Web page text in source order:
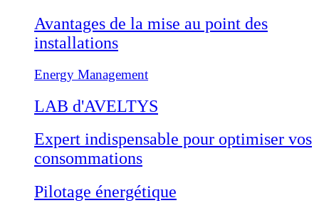
Avantages de la mise au point des
installations
Energy Management
LAB d'AVELTYS
Expert indispensable pour optimiser vos
consommations
Pilotage énergétique